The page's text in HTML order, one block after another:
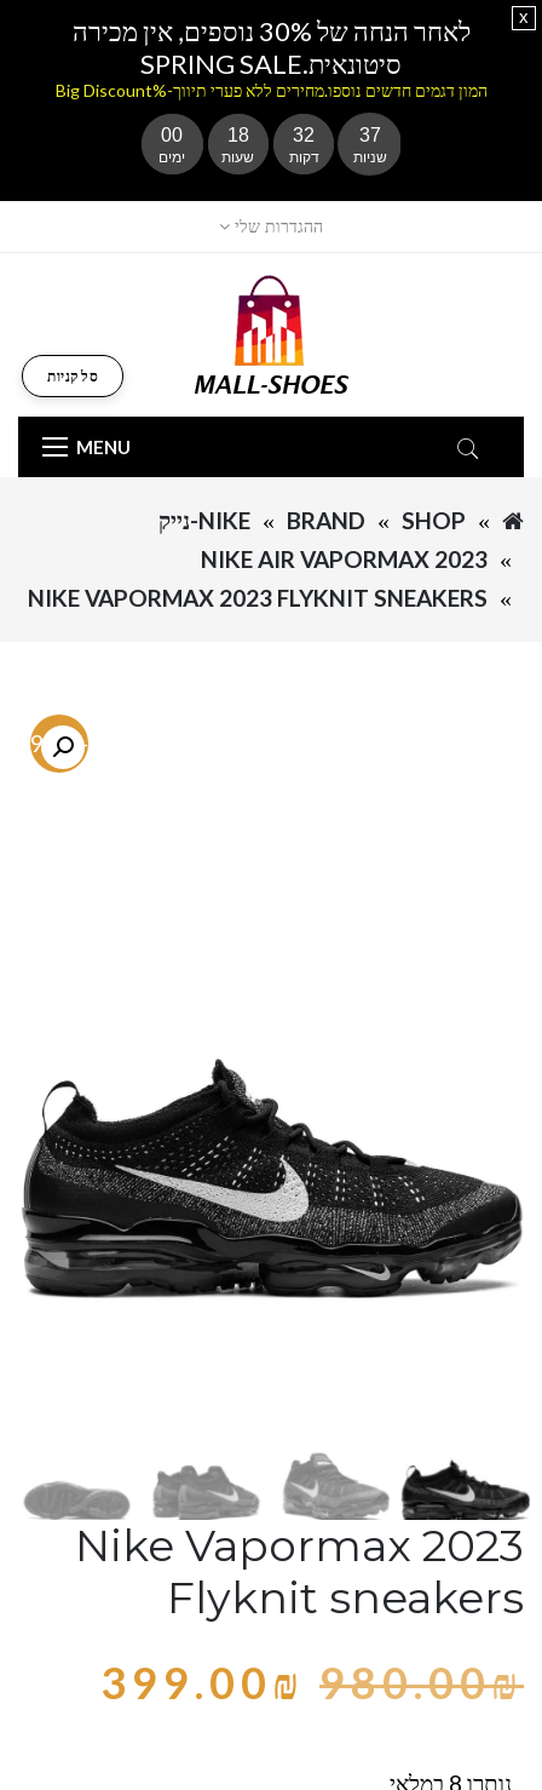
ההגדרות שלי
MENU
סל קניות
SHOP
BRAND
NIKE-נייק
NIKE AIR VAPORMAX 2023
NIKE VAPORMAX 2023 FLYKNIT SNEAKERS
-59.3%
Nike Vapormax 2023
Flyknit sneakers
980.00₪
399.00₪
נותרו 8 במלאי
לאחר הנחה של 30% נוספים, אין מכירה
סיטונאית.SPRING SALE
המון דגמים חדשים נוספו.מחירים ללא פערי תיווך-%Big Discount
00
ימים
18
שעות
32
דקות
37
שניות
x